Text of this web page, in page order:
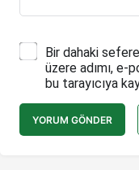
Bir dahaki
üzere adımı,
bu tarayıcıya
YORUM GÖNDER